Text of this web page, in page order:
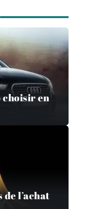
choisir en
l’achat